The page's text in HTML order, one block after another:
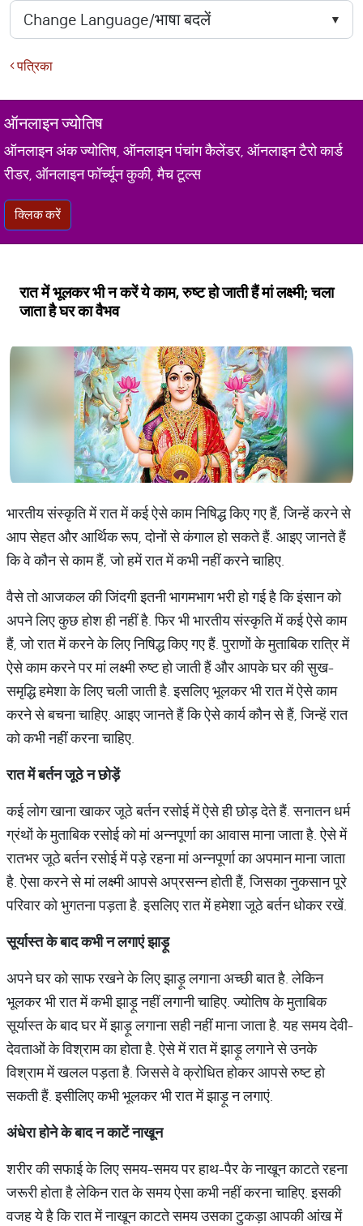
पत्रिका
ऑनलाइन ज्योतिष
ऑनलाइन अंक ज्योतिष, ऑनलाइन पंचांग कैलेंडर, ऑनलाइन टैरो कार्ड
रीडर, ऑनलाइन फॉर्च्यून कुकी, मैच टूल्स
क्लिक करें
रात में भूलकर भी न करें ये काम, रुष्ट हो जाती हैं मां लक्ष्मी; चला
जाता है घर का वैभव
भारतीय संस्कृति में रात में कई ऐसे काम निषिद्ध किए गए हैं, जिन्हें करने से
आप सेहत और आर्थिक रूप, दोनों से कंगाल हो सकते हैं. आइए जानते हैं
कि वे कौन से काम हैं, जो हमें रात में कभी नहीं करने चाहिए.
वैसे तो आजकल की जिंदगी इतनी भागमभाग भरी हो गई है कि इंसान को
अपने लिए कुछ होश ही नहीं है. फिर भी भारतीय संस्कृति में कई ऐसे काम
हैं, जो रात में करने के लिए निषिद्ध किए गए हैं. पुराणों के मुताबिक रात्रि में
ऐसे काम करने पर मां लक्ष्मी रुष्ट हो जाती हैं और आपके घर की सुख-
समृद्धि हमेशा के लिए चली जाती है. इसलिए भूलकर भी रात में ऐसे काम
करने से बचना चाहिए. आइए जानते हैं कि ऐसे कार्य कौन से हैं, जिन्हें रात
को कभी नहीं करना चाहिए.
रात में बर्तन जूठे न छोड़ें
कई लोग खाना खाकर जूठे बर्तन रसोई में ऐसे ही छोड़ देते हैं. सनातन धर्म
ग्रंथों के मुताबिक रसोई को मां अन्नपूर्णा का आवास माना जाता है. ऐसे में
रातभर जूठे बर्तन रसोई में पड़े रहना मां अन्नपूर्णा का अपमान माना जाता
है. ऐसा करने से मां लक्ष्मी आपसे अप्रसन्न होती हैं, जिसका नुकसान पूरे
परिवार को भुगतना पड़ता है. इसलिए रात में हमेशा जूठे बर्तन धोकर रखें.
सूर्यास्त के बाद कभी न लगाएं झाड़ू
अपने घर को साफ रखने के लिए झाड़ू लगाना अच्छी बात है. लेकिन
भूलकर भी रात में कभी झाड़ू नहीं लगानी चाहिए. ज्योतिष के मुताबिक
सूर्यास्त के बाद घर में झाड़ू लगाना सही नहीं माना जाता है. यह समय देवी-
देवताओं के विश्राम का होता है. ऐसे में रात में झाड़ू लगाने से उनके
विश्राम में खलल पड़ता है. जिससे वे क्रोधित होकर आपसे रुष्ट हो
सकती हैं. इसीलिए कभी भूलकर भी रात में झाड़ू न लगाएं.
अंधेरा होने के बाद न काटें नाखून
शरीर की सफाई के लिए समय-समय पर हाथ-पैर के नाखून काटते रहना
जरूरी होता है लेकिन रात के समय ऐसा कभी नहीं करना चाहिए. इसकी
वजह ये है कि रात में नाखून काटते समय उसका टुकड़ा आपकी आंख में